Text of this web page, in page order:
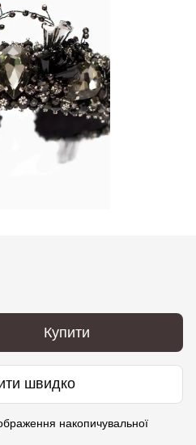
Купити
швидко
накопичувальної